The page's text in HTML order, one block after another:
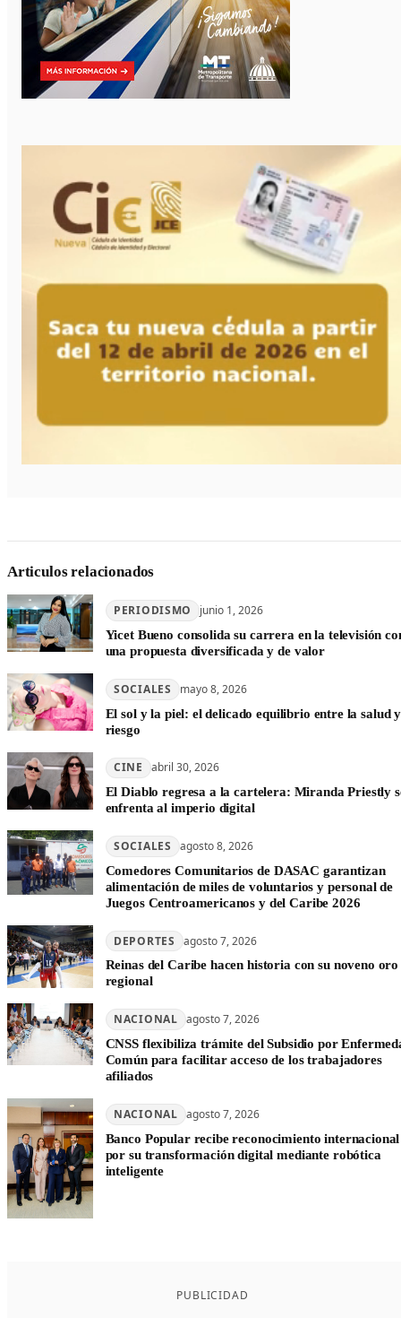
Articulos relacionados
PERIODISMO junio 1, 2026
Yicet Bueno consolida su carrera en la televisión
una propuesta diversificada y de valor
SOCIALES mayo 8, 2026
El sol y la piel: el delicado equilibrio entre la salud
riesgo
CINE abril 30, 2026
El Diablo regresa a la cartelera: Miranda Priestly
enfrenta al imperio digital
SOCIALES agosto 8, 2026
Comedores Comunitarios de DASAC garantizan
alimentación de miles de voluntarios y personal de
Juegos Centroamericanos y del Caribe 2026
DEPORTES agosto 7, 2026
Reinas del Caribe hacen historia con su noveno oro
regional
NACIONAL agosto 7, 2026
CNSS flexibiliza trámite del Subsidio por
Común para facilitar acceso de los trabajadores
afiliados
NACIONAL agosto 7, 2026
Banco Popular recibe reconocimiento internacional
por su transformación digital mediante robótica
inteligente
PUBLICIDAD